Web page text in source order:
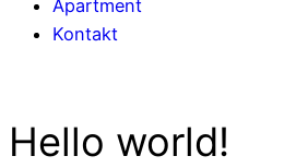
Apartment
Kontakt
Hello world!